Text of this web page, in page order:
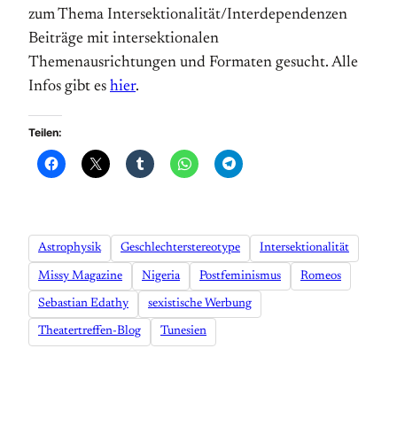
zum Thema Intersektionalität/Interdependenzen
Beiträge mit intersektionalen
Themenausrichtungen und Formaten gesucht. Alle
Infos gibt es hier.
Teilen:
Astrophysik Geschlechterstereotype Intersektionalität
Missy Magazine Nigeria Postfeminismus Romeos
Sebastian Edathy sexistische Werbung
Theatertreffen-Blog Tunesien